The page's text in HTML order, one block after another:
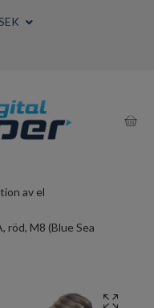
av el
röd, M8 (Blue Sea